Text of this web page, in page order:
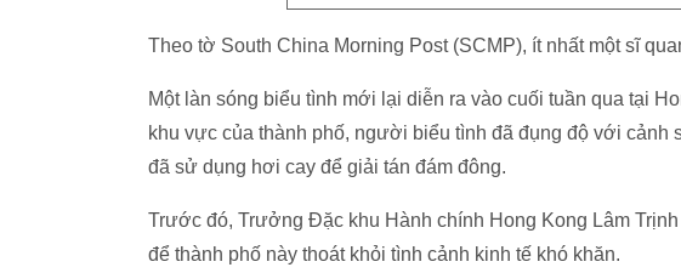
Theo tờ South China Morning Post (SCMP), ít nhất một sĩ
Một làn sóng biểu tình mới lại diễn ra vào cuối tuần qua tại
khu vực của thành phố, người biểu tình đã đụng độ với cảnh
đã sử dụng hơi cay để giải tán đám đông.
Trước đó, Trưởng Đặc khu Hành chính Hong Kong Lâm
để thành phố này thoát khỏi tình cảnh kinh tế khó khăn.